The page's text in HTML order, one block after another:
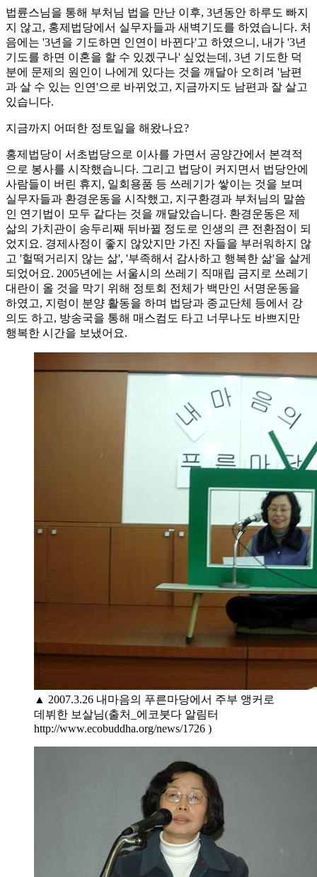
법륜스님을 통해 부처님 법을 만난 이후, 3년동안 하루도 빠지
지 않고, 홍제법당에서 실무자들과 새벽기도를 하였습니다. 처
음에는 '3년을 기도하면 인연이 바뀐다'고 하였으니, 내가 '3년
기도를 하면 이혼을 할 수 있겠구나' 싶었는데, 3년 기도한 덕
분에 문제의 원인이 나에게 있다는 것을 깨달아 오히려 '남편
과 살 수 있는 인연'으로 바뀌었고, 지금까지도 남편과 잘 살고
있습니다.
지금까지 어떠한 정토일을 해왔나요?
홍제법당이 서초법당으로 이사를 가면서 공양간에서 본격적
으로 봉사를 시작했습니다. 그리고 법당이 커지면서 법당안에
사람들이 버린 휴지, 일회용품 등 쓰레기가 쌓이는 것을 보며
실무자들과 환경운동을 시작했고, 지구환경과 부처님의 말씀
인 연기법이 모두 같다는 것을 깨달았습니다. 환경운동은 제
삶의 가치관이 송두리째 뒤바뀔 정도로 인생의 큰 전환점이 되
었지요. 경제사정이 좋지 않았지만 가진 자들을 부러워하지 않
고 '헐떡거리지 않는 삶', '부족해서 감사하고 행복한 삶'을 살게
되었어요. 2005년에는 서울시의 쓰레기 직매립 금지로 쓰레기
대란이 올 것을 막기 위해 정토회 전체가 백만인 서명운동을
하였고, 지렁이 분양 활동을 하며 법당과 종교단체 등에서 강
의도 하고, 방송국을 통해 매스컴도 타고 너무나도 바쁘지만
행복한 시간을 보냈어요.
▲ 2007.3.26 내마음의 푸른마당에서 주부 앵커로
데뷔한 보살님(출처_에코붓다 알림터
http://www.ecobuddha.org/news/1726 )